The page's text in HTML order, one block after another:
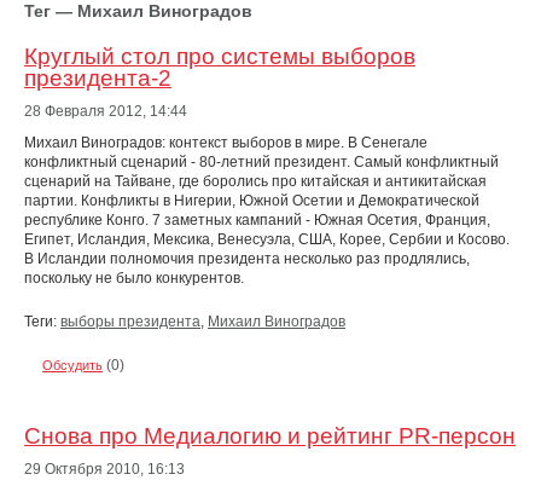
Тег — Михаил Виноградов
Круглый стол про системы выборов
президента-2
28 Февраля 2012, 14:44
Михаил Виноградов: контекст выборов в мире. В Сенегале
конфликтный сценарий - 80-летний президент. Самый конфликтный
сценарий на Тайване, где боролись про китайская и антикитайская
партии. Конфликты в Нигерии, Южной Осетии и Демократической
республике Конго. 7 заметных кампаний - Южная Осетия, Франция,
Египет, Исландия, Мексика, Венесуэла, США, Корее, Сербии и Косово.
В Исландии полномочия президента несколько раз продлялись,
поскольку не было конкурентов.
Теги: выборы президента, Михаил Виноградов
Обсудить (0)
Снова про Медиалогию и рейтинг PR-персон
29 Октября 2010, 16:13